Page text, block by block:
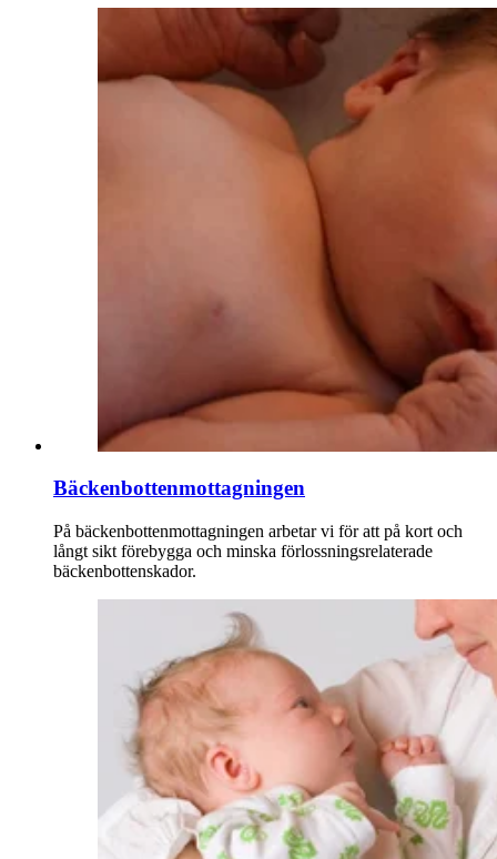
Bäckenbottenmottagningen
På bäckenbottenmottagningen arbetar vi för att på kort och
långt sikt förebygga och minska förlossningsrelaterade
bäckenbottenskador.